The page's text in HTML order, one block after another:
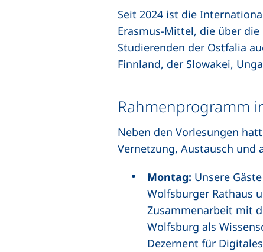
Seit 2024 ist die
Erasmus-Mittel, die über
Studierenden der Ostfalia
Finnland, der Slowakei,
Rahmenprogramm
Neben den Vorlesungen
Vernetzung, Austausch und
Montag: Unsere
Wolfsburger Rathaus
Zusammenarbeit mit
Wolfsburg als
Dezernent für